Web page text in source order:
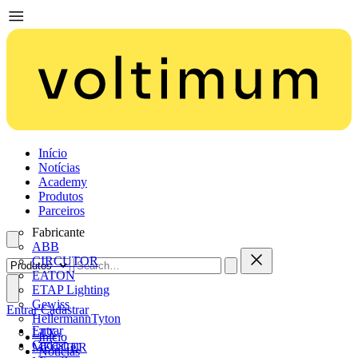
Início
Notícias
Academy
Produtos
Parceiros
Fabricante
ABB
CIRCUTOR
EATON
ETAP Lighting
Gewiss
HellermannTyton
LTX
MEGGER
Entrar
Cadastrar
Entrar Cadastrar
Início
Notícias